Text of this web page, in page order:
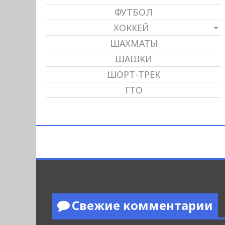
ФУТБОЛ
ХОККЕЙ
ШАХМАТЫ
ШАШКИ
ШОРТ-ТРЕК
ГТО
Свежие комментарии